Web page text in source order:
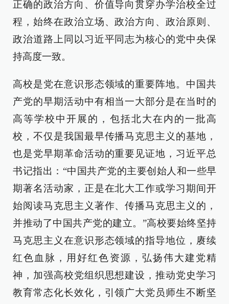
正确的政治方向、价值导向贯穿办学治校全过
程，始终在政治立场、政治方向、政治原则、
政治道路上同以习近平同志为核心的党中央保
持高度一致。
高校是党在意识形态领域的重要阵地。中国共
产党的早期活动中有相当一大部分是在当时的
高等学校中开展的，包括北大在内的一批高
校，不仅是我国最早传播马克思主义的基地，
也是党早期革命活动的重要见证地，习近平总
书记指出：“中国共产党的主要创始人和一些早
期著名活动家，正是在北大工作或学习期间开
始阅读马克思主义著作、传播马克思主义的，
并推动了中国共产党的建立。”高校要始终坚持
马克思主义在意识形态领域的指导地位，赓续
红色血脉，用好红色资源，弘扬伟大建党精
神，加强高校党组织思想建设，推动党史学习
教育常态化长效化，引领广大党员师生不断坚